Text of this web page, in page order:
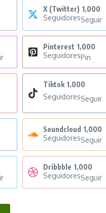
X (Twitter) 1,000
SeguidoresSeguir
Pinterest 1,000
SeguidoresPin
Tiktok 1,000
SeguidoresSeguir
Soundcloud 1,000
SeguidoresSeguir
Dribbble 1,000
SeguidoresSeguir